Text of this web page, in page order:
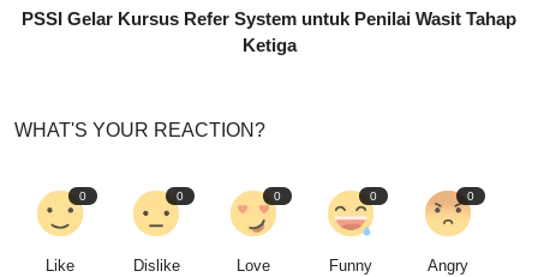
PSSI Gelar Kursus Refer System untuk Penilai Wasit Tahap
Ketiga
WHAT'S YOUR REACTION?
0
Like
0
Dislike
0
Love
0
Funny
0
Angry